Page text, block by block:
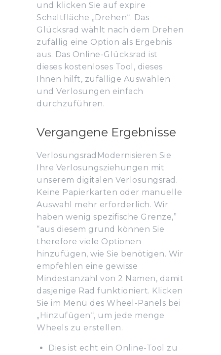
und klicken Sie auf expire
Schaltfläche „Drehen“. Das
Glücksrad wählt nach dem Drehen
zufällig eine Option als Ergebnis
aus. Das Online-Glücksrad ist
dieses kostenloses Tool, dieses
Ihnen hilft, zufällige Auswahlen
und Verlosungen einfach
durchzuführen.
Vergangene Ergebnisse
VerlosungsradModernisieren Sie
Ihre Verlosungsziehungen mit
unserem digitalen Verlosungsrad.
Keine Papierkarten oder manuelle
Auswahl mehr erforderlich. Wir
haben wenig spezifische Grenze,”
“aus diesem grund können Sie
therefore viele Optionen
hinzufügen, wie Sie benötigen. Wir
empfehlen eine gewisse
Mindestanzahl von 2 Namen, damit
dasjenige Rad funktioniert. Klicken
Sie im Menü des Wheel-Panels bei
„Hinzufügen“, um jede menge
Wheels zu erstellen.
Dies ist echt ein Online-Tool zu